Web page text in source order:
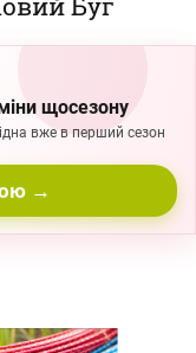
щосезону
вже в перший сезон
→